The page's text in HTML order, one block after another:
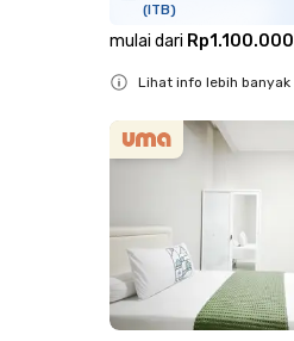
(ITB)
mulai dari Rp1.100.000
Lihat info lebih banyak